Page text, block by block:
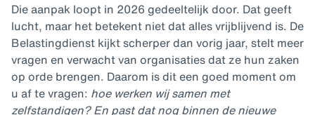
Die aanpak loopt in 2026 gedeeltelijk door. Dat geeft
lucht, maar het betekent niet dat alles vrijblijvend is. De
Belastingdienst kijkt scherper dan vorig jaar, stelt meer
vragen en verwacht van organisaties dat ze hun zaken
op orde brengen. Daarom is dit een goed moment om
u af te vragen: hoe werken wij samen met
zelfstandigen? En past dat nog binnen de nieuwe